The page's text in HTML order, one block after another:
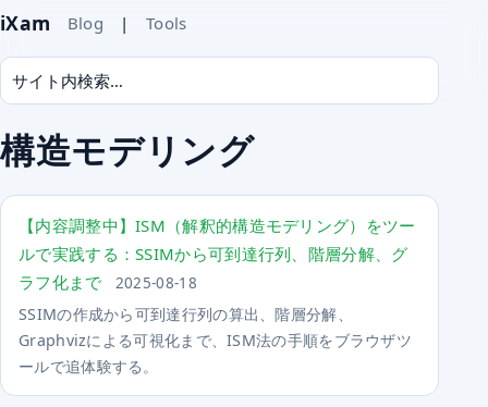
iXam Blog | Tools
構造モデリング
【内容調整中】ISM（解釈的構造モデリング）をツー
ルで実践する：SSIMから可到達行列、階層分解、グ
ラフ化まで
2025-08-18
SSIMの作成から可到達行列の算出、階層分解、
Graphvizによる可視化まで、ISM法の手順をブラウザツ
ールで追体験する。